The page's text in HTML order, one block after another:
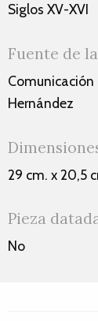
Siglos XV-XVI
Fuente de
Comunicación
Hernández
29 cm. x 20,5
Pieza
No